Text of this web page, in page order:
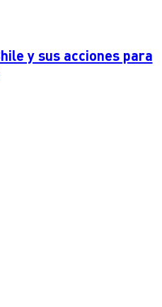
y sus acciones para